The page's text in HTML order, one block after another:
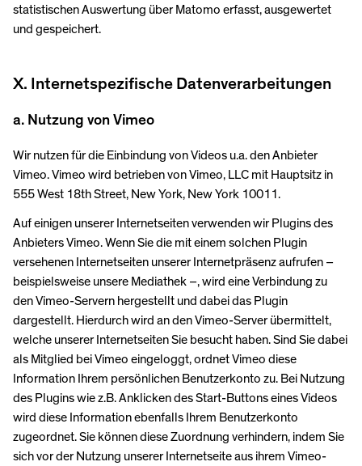
statistischen Auswertung über Matomo erfasst, ausgewertet
und gespeichert.
X. Internetspezifische Datenverarbeitungen
a. Nutzung von Vimeo
Wir nutzen für die Einbindung von Videos u.a. den Anbieter
Vimeo. Vimeo wird betrieben von Vimeo, LLC mit Hauptsitz in
555 West 18th Street, New York, New York 10011.
Auf einigen unserer Internetseiten verwenden wir Plugins des
Anbieters Vimeo. Wenn Sie die mit einem solchen Plugin
versehenen Internetseiten unserer Internetpräsenz aufrufen –
beispielsweise unsere Mediathek –, wird eine Verbindung zu
den Vimeo-Servern hergestellt und dabei das Plugin
dargestellt. Hierdurch wird an den Vimeo-Server übermittelt,
welche unserer Internetseiten Sie besucht haben. Sind Sie dabei
als Mitglied bei Vimeo eingeloggt, ordnet Vimeo diese
Information Ihrem persönlichen Benutzerkonto zu. Bei Nutzung
des Plugins wie z.B. Anklicken des Start-Buttons eines Videos
wird diese Information ebenfalls Ihrem Benutzerkonto
zugeordnet. Sie können diese Zuordnung verhindern, indem Sie
sich vor der Nutzung unserer Internetseite aus ihrem Vimeo-